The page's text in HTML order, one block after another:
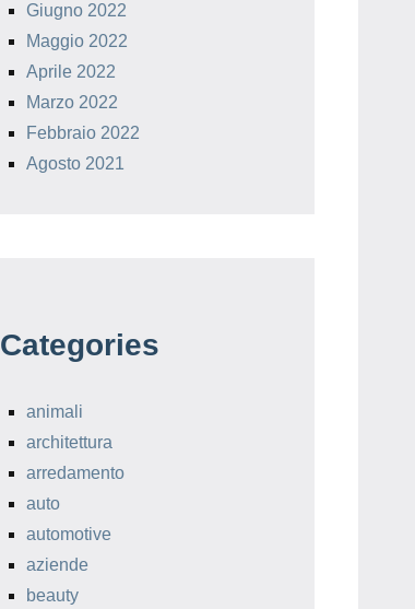
Giugno 2022
Maggio 2022
Aprile 2022
Marzo 2022
Febbraio 2022
Agosto 2021
Categories
animali
architettura
arredamento
auto
automotive
aziende
beauty